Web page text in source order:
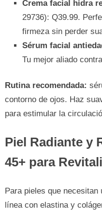
Crema facial hidra
29736): Q39.99.
firmeza sin perder
Sérum facial
Tu mejor aliado
Rutina recomendada:
contorno de ojos. Haz
para estimular la
Piel Radiante y
45+ para
Para pieles que
línea con elastina y